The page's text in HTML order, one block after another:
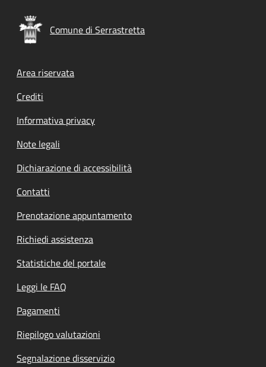
Comune di Serrastretta
Footer menu
Area riservata
Crediti
Informativa privacy
Note legali
Dichiarazione di accessibilità
Contatti
Prenotazione appuntamento
Richiedi assistenza
Statistiche del portale
Leggi le FAQ
Pagamenti
Riepilogo valutazioni
Segnalazione disservizio